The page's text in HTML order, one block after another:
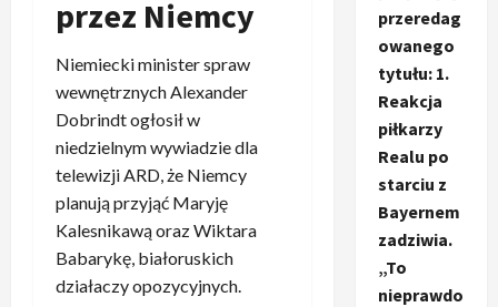
przez Niemcy
Niemiecki minister spraw
wewnętrznych Alexander
Dobrindt ogłosił w
niedzielnym wywiadzie dla
telewizji ARD, że Niemcy
planują przyjąć Maryję
Kalesnikawą oraz Wiktara
Babarykę, białoruskich
działaczy opozycyjnych.
przeredag
owanego
tytułu: 1.
Reakcja
piłkarzy
Realu po
starciu z
Bayernem
zadziwia.
„To
nieprawdo